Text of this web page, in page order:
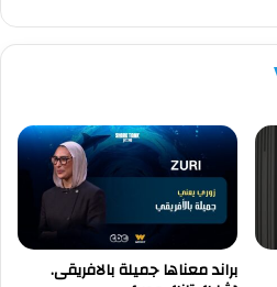
براند معناها جميلة بالافريقى.